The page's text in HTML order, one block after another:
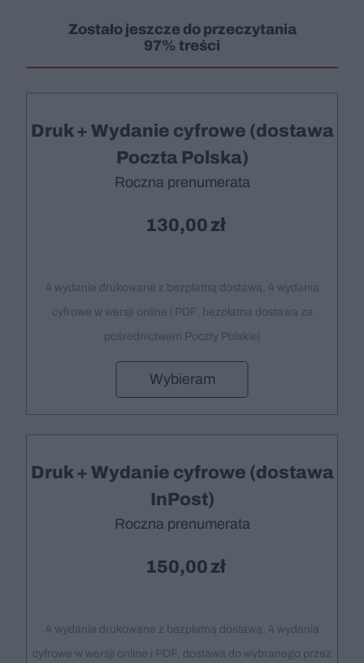
Zostało jeszcze do przeczytania
97% treści
Druk + Wydanie cyfrowe (dostawa
Poczta Polska)
Roczna prenumerata
130,00
4 wydania drukowane z bezpłatną dostawą, 4 wydania
cyfrowe w wersji online i PDF, bezpłatna dostawa za
pośrednictwem Poczty Polskiej
Wybieram
Druk + Wydanie cyfrowe (dostawa
InPost)
Roczna prenumerata
150,00
4 wydania drukowane z bezpłatną dostawą, 4 wydania
cyfrowe w wersji online i PDF, dostawa do wybranego przez